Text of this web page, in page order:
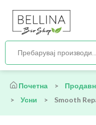
Почетна >
>
Усни > Smooth